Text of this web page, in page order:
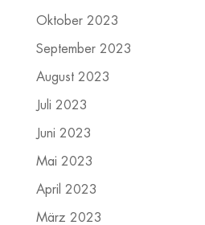
Oktober 2023
September 2023
August 2023
Juli 2023
Juni 2023
Mai 2023
April 2023
März 2023